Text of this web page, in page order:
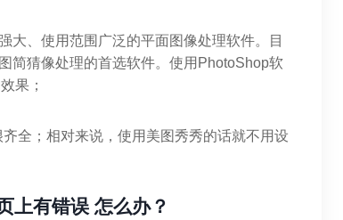
大、使用范围广泛的平面图像处理软件。目
简猜像处理的首选软件。使用PhotoShop软
果；
全；相对来说，使用美图秀秀的话就不用设
上有错误 怎么办？